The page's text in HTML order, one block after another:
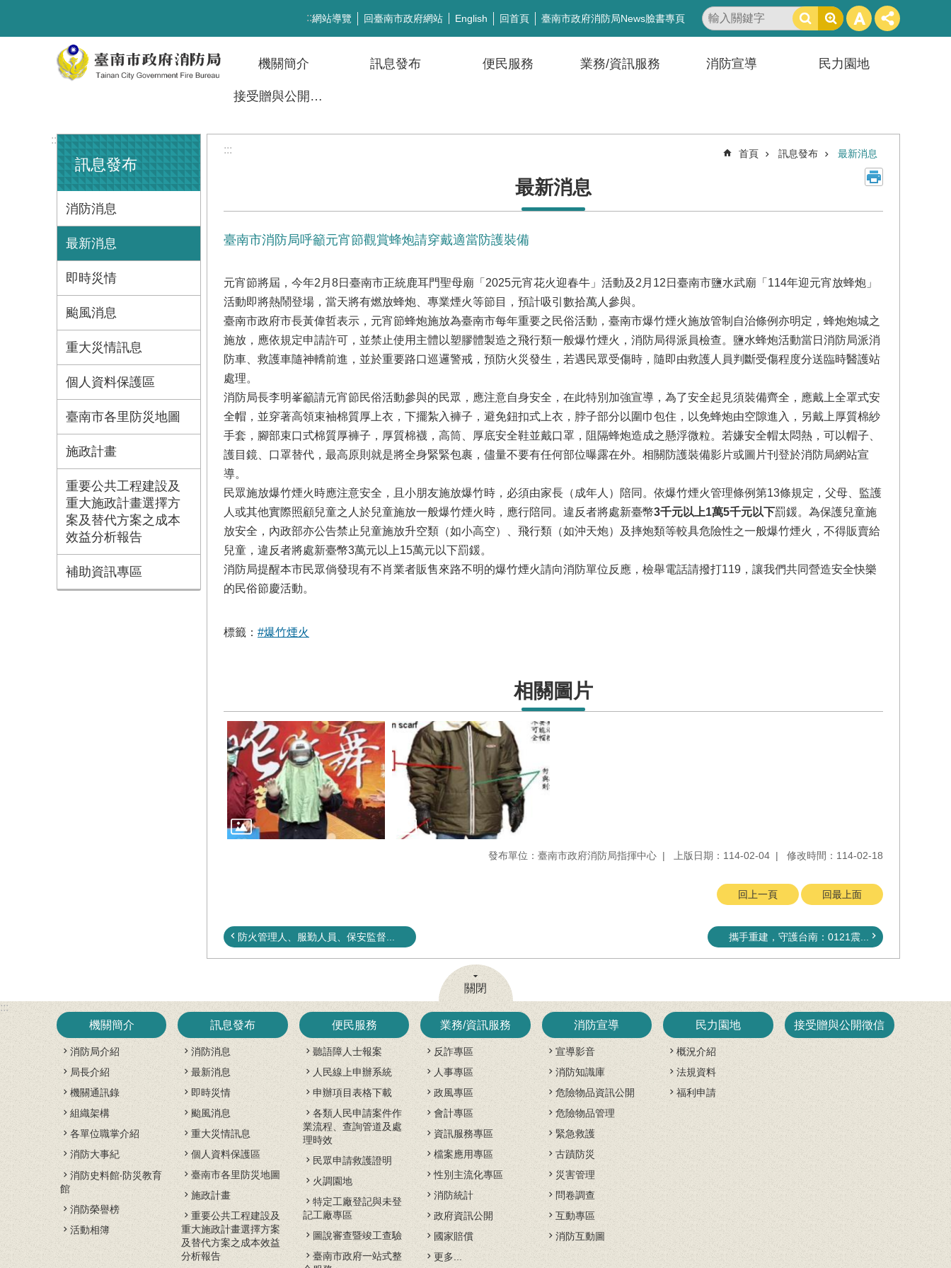
:::網站導覽 回臺南市政府網站 English 回首頁 臺南市政府消防局News臉書專頁
搜
尋
機關簡介 訊息發布 便民服務 業務/資訊服務 消防宣導 民力園地
接受贈與公開徵信
:::
訊息發布
消防消息
最新消息
即時災情
颱風消息
重大災情訊息
個人資料保護區
臺南市各里防災地圖
施政計畫
重要公共工程建設及
重大施政計畫選擇方
案及替代方案之成本
效益分析報告
補助資訊專區
::: 首頁 訊息發布 最新消息
最新消息
臺南市消防局呼籲元宵節觀賞蜂炮請穿戴適當防護裝備
元宵節將屆，今年2月8日臺南市正統鹿耳門聖母廟「2025元宵花火迎春牛」活動及2月12日臺南市鹽水武廟「114年迎元宵放蜂炮」
活動即將熱鬧登場，當天將有燃放蜂炮、專業煙火等節目，預計吸引數拾萬人參與。
臺南市政府市長黃偉哲表示，元宵節蜂炮施放為臺南市每年重要之民俗活動，臺南市爆竹煙火施放管制自治條例亦明定，蜂炮炮城之
施放，應依規定申請許可，並禁止使用主體以塑膠體製造之飛行類一般爆竹煙火，消防局得派員檢查。鹽水蜂炮活動當日消防局派消
防車、救護車隨神轎前進，並於重要路口巡邏警戒，預防火災發生，若遇民眾受傷時，隨即由救護人員判斷受傷程度分送臨時醫護站
處理。
消防局長李明峯籲請元宵節民俗活動參與的民眾，應注意自身安全，在此特別加強宣導，為了安全起見須裝備齊全，應戴上全罩式安
全帽，並穿著高領束袖棉質厚上衣，下擺紮入褲子，避免鈕扣式上衣，脖子部分以圍巾包住，以免蜂炮由空隙進入，另戴上厚質棉紗
手套，腳部束口式棉質厚褲子，厚質棉襪，高筒、厚底安全鞋並戴口罩，阻隔蜂炮造成之懸浮微粒。若嫌安全帽太悶熱，可以帽子、
護目鏡、口罩替代，最高原則就是將全身緊緊包裹，儘量不要有任何部位曝露在外。相關防護裝備影片或圖片刊登於消防局網站宣
導。
民眾施放爆竹煙火時應注意安全，且小朋友施放爆竹時，必須由家長（成年人）陪同。依爆竹煙火管理條例第13條規定，父母、監護
人或其他實際照顧兒童之人於兒童施放一般爆竹煙火時，應行陪同。違反者將處新臺幣3千元以上1萬5千元以下罰鍰。為保護兒童施
放安全，內政部亦公告禁止兒童施放升空類（如小高空）、飛行類（如沖天炮）及摔炮類等較具危險性之一般爆竹煙火，不得販賣給
兒童，違反者將處新臺幣3萬元以上15萬元以下罰鍰。
消防局提醒本市民眾倘發現有不肖業者販售來路不明的爆竹煙火請向消防單位反應，檢舉電話請撥打119，讓我們共同營造安全快樂
的民俗節慶活動。
標籤： #爆竹煙火
相關圖片
發布單位：臺南市政府消防局指揮中心 上版日期：114-02-04 修改時間：114-02-18
回上一頁 回最上面
防火管理人、服勤人員、保安監督... 攜手重建，守護台南：0121震...
關閉
:::
機關簡介
消防局介紹
局長介紹
機關通訊錄
組織架構
各單位職掌介紹
消防大事紀
消防史料館‧防災教育
館
消防榮譽榜
活動相簿
訊息發布
消防消息
最新消息
即時災情
颱風消息
重大災情訊息
個人資料保護區
臺南市各里防災地圖
施政計畫
重要公共工程建設及
重大施政計畫選擇方案
及替代方案之成本效益
分析報告
便民服務
聽語障人士報案
人民線上申辦系統
申辦項目表格下載
各類人民申請案件作
業流程、查詢管道及處
理時效
民眾申請救護證明
火調園地
特定工廠登記與未登
記工廠專區
圖說審查暨竣工查驗
臺南市政府一站式整
業務/資訊服務
反詐專區
人事專區
政風專區
會計專區
資訊服務專區
檔案應用專區
性別主流化專區
消防統計
政府資訊公開
國家賠償
更多...
消防宣導
宣導影音
消防知識庫
危險物品資訊公開
危險物品管理
緊急救護
古蹟防災
災害管理
問卷調查
互動專區
消防互動圖
民力園地
概況介紹
法規資料
福利申請
接受贈與公開徵信